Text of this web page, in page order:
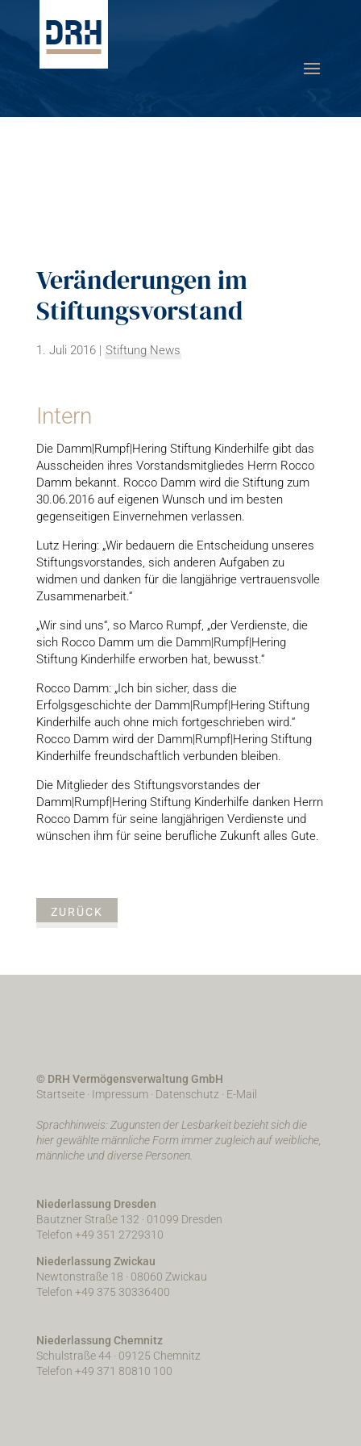
Veränderungen im
Stiftungsvorstand
1. Juli 2016| Stiftung News
Intern
Die Damm|Rumpf|Hering Stiftung Kinderhilfe gibt das
Ausscheiden ihres Vorstandsmitgliedes Herrn Rocco
Damm bekannt. Rocco Damm wird die Stiftung zum
30.06.2016 auf eigenen Wunsch und im besten
gegenseitigen Einvernehmen verlassen.
Lutz Hering: „Wir bedauern die Entscheidung unseres
Stiftungsvorstandes, sich anderen Aufgaben zu
widmen und danken für die langjährige vertrauensvolle
Zusammenarbeit.“
„Wir sind uns“, so Marco Rumpf, „der Verdienste, die
sich Rocco Damm um die Damm|Rumpf|Hering
Stiftung Kinderhilfe erworben hat, bewusst.“
Rocco Damm: „Ich bin sicher, dass die
Erfolgsgeschichte der Damm|Rumpf|Hering Stiftung
Kinderhilfe auch ohne mich fortgeschrieben wird.“
Rocco Damm wird der Damm|Rumpf|Hering Stiftung
Kinderhilfe freundschaftlich verbunden bleiben.
Die Mitglieder des Stiftungsvorstandes der
Damm|Rumpf|Hering Stiftung Kinderhilfe danken Herrn
Rocco Damm für seine langjährigen Verdienste und
wünschen ihm für seine berufliche Zukunft alles Gute.
ZURÜCK
© DRH Vermögensverwaltung GmbH
Startseite· Impressum· Datenschutz · E-Mail
Sprachhinweis: Zugunsten der Lesbarkeit bezieht sich die
hier gewählte männliche Form immer zugleich auf weibliche,
männliche und diverse Personen.
Niederlassung Dresden
Bautzner Straße 132 · 01099 Dresden
Telefon +49 351 2729310
Niederlassung Zwickau
Newtonstraße 18 · 08060 Zwickau
Telefon +49 375 30336400
Niederlassung Chemnitz
Schulstraße 44 · 09125 Chemnitz
Telefon +49 371 80810 100